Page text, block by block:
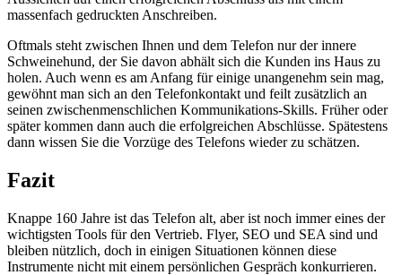
massenfach gedruckten Anschreiben.
Oftmals steht zwischen Ihnen und dem Telefon nur der innere
Schweinehund, der Sie davon abhält sich die Kunden ins Haus zu
holen. Auch wenn es am Anfang für einige unangenehm sein mag,
gewöhnt man sich an den Telefonkontakt und feilt zusätzlich an
seinen zwischenmenschlichen Kommunikations-Skills. Früher oder
später kommen dann auch die erfolgreichen Abschlüsse. Spätestens
dann wissen Sie die Vorzüge des Telefons wieder zu schätzen.
Fazit
Knappe 160 Jahre ist das Telefon alt, aber ist noch immer eines der
wichtigsten Tools für den Vertrieb. Flyer, SEO und SEA sind und
bleiben nützlich, doch in einigen Situationen können diese
Instrumente nicht mit einem persönlichen Gespräch konkurrieren.